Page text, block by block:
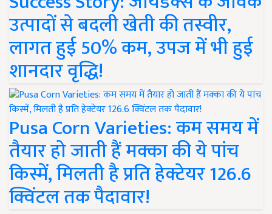
उत्पादों से बदली खेती की तस्वीर,
लागत हुई 50% कम, उपज में भी हुई
शानदार वृद्धि!
Pusa Corn Varieties: कम समय में
तैयार हो जाती हैं मक्का की ये पांच
किस्में, मिलती है प्रति हेक्टेयर 126.6
क्विंटल तक पैदावार!